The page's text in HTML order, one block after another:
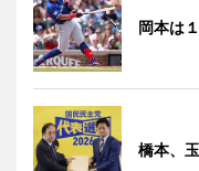
岡本は
橋本、